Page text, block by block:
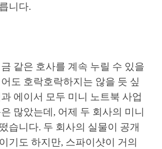
니다.
같은 호사를 계속 누릴 수 있을
도 호락호락하지는 않을 듯 싶
에이서 모두 미니 노트북 사업
많았는데, 어제 두 회사의 미니
습니다. 두 회사의 실물이 공개
기도 하지만, 스파이샷이 거의